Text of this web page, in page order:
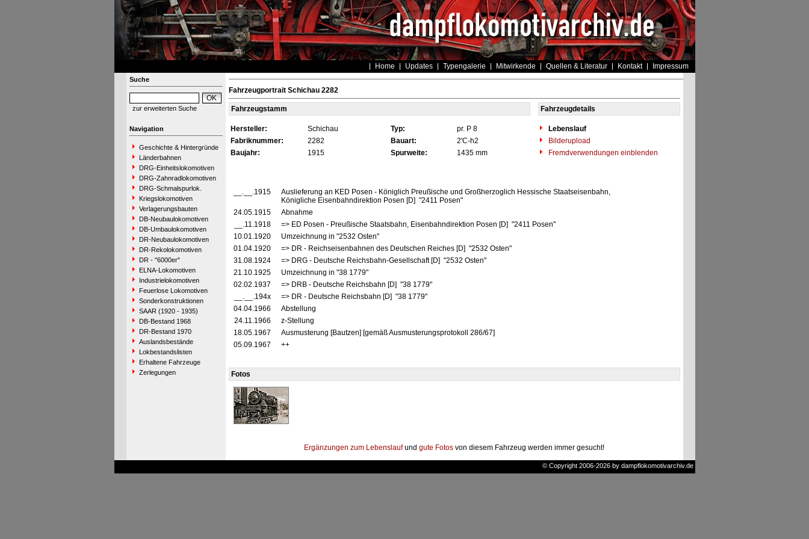
Home Updates Typengalerie Mitwirkende Quellen & Literatur Kontakt Impressum
Suche
zur erweiterten Suche
Navigation
Geschichte & Hintergründe
Länderbahnen
DRG-Einheitslokomotiven
DRG-Zahnradlokomotiven
DRG-Schmalspurlok.
Kriegslokomotiven
Verlagerungsbauten
DB-Neubaulokomotiven
DB-Umbaulokomotiven
DR-Neubaulokomotiven
DR-Rekolokomotiven
DR - "6000er"
ELNA-Lokomotiven
Industrielokomotiven
Feuerlose Lokomotiven
Sonderkonstruktionen
SAAR (1920 - 1935)
DB-Bestand 1968
DR-Bestand 1970
Auslandsbestände
Lokbestandslisten
Erhaltene Fahrzeuge
Zerlegungen
Fahrzeugportrait Schichau 2282
Fahrzeugstamm Fahrzeugdetails
Hersteller: Schichau Typ: pr. P 8
Lebenslauf
Fabriknummer:
2282 Bauart: 2'C-h2
Bilderupload
Baujahr:
1915 Spurweite: 1435 mm Fremdverwendungen einblenden
__.__.1915
Auslieferung an KED Posen - Königlich Preußische und Großherzoglich Hessische Staatseisenbahn,
Königliche Eisenbahndirektion Posen [D] "2411 Posen"
24.05.1915
Abnahme
__.11.1918
=> ED Posen - Preußische Staatsbahn, Eisenbahndirektion Posen [D] "2411 Posen"
10.01.1920
Umzeichnung in "2532 Osten"
01.04.1920
=> DR - Reichseisenbahnen des Deutschen Reiches [D] "2532 Osten"
31.08.1924
=> DRG - Deutsche Reichsbahn-Gesellschaft [D] "2532 Osten"
21.10.1925
Umzeichnung in "38 1779"
02.02.1937
=> DRB - Deutsche Reichsbahn [D] "38 1779"
__.__.194x
=> DR - Deutsche Reichsbahn [D] "38 1779"
04.04.1966
Abstellung
24.11.1966
z-Stellung
18.05.1967
Ausmusterung [Bautzen] [gemäß Ausmusterungsprotokoll 286/67]
05.09.1967
++
Fotos
Ergänzungen zum Lebenslaufund gute Fotos von diesem Fahrzeug werden immer gesucht!
© Copyright 2006-2026 by dampflokomotivarchiv.de